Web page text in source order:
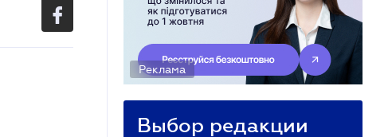
Реклама
Выбор редакции